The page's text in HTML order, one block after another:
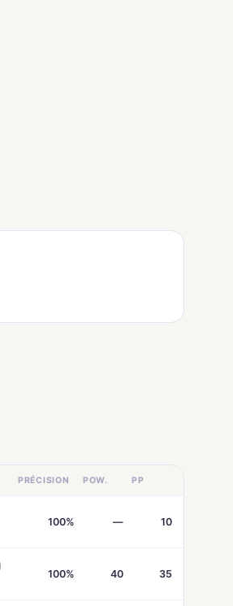
PRÉCISION POW. PP
100% — 10
100% 40 35